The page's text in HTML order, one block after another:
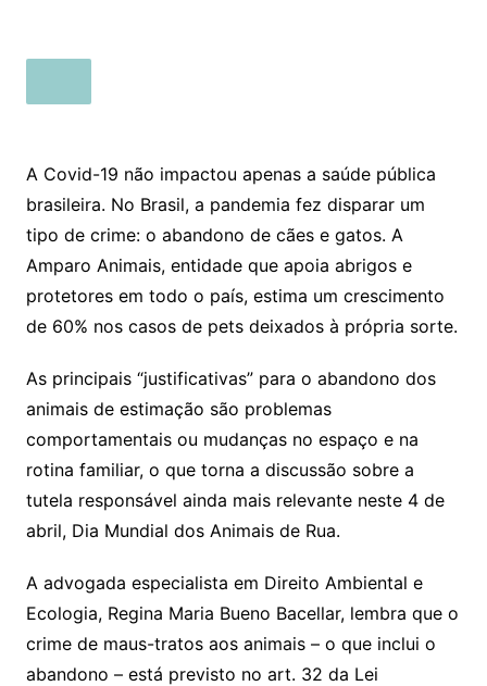
A Covid-19 não impactou apenas a saúde pública
brasileira. No Brasil, a pandemia fez disparar um
tipo de crime: o abandono de cães e gatos. A
Amparo Animais, entidade que apoia abrigos e
protetores em todo o país, estima um crescimento
de 60% nos casos de pets deixados à própria sorte.
As principais “justificativas” para o abandono dos
animais de estimação são problemas
comportamentais ou mudanças no espaço e na
rotina familiar, o que torna a discussão sobre a
tutela responsável ainda mais relevante neste 4 de
abril, Dia Mundial dos Animais de Rua.
A advogada especialista em Direito Ambiental e
Ecologia, Regina Maria Bueno Bacellar, lembra que o
crime de maus-tratos aos animais – o que inclui o
abandono – está previsto no art. 32 da Lei